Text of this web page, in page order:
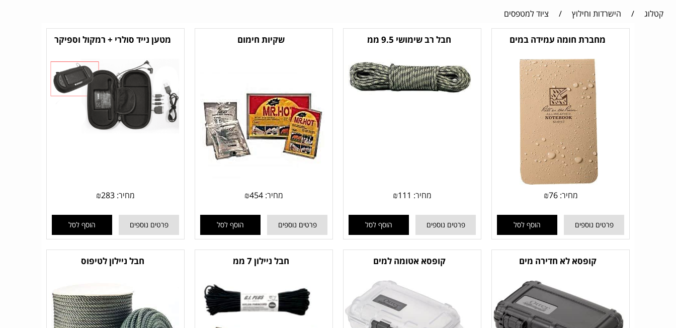
קטלוג / הישרדות וחילוץ / ציוד למטפסים
מחברת חומה עמידה במים
מחיר: ₪76
פרטים נוספים הוסף לסל
חבל רב שימושי 9.5 ממ
מחיר: ₪111
פרטים נוספים הוסף לסל
שקיות חימום
מחיר: ₪454
פרטים נוספים הוסף לסל
מטען נייד סולרי + רמקול וספיקר
מחיר: ₪283
פרטים נוספים הוסף לסל
קופסא לא חדירה מים קופסא אטומה למים חבל ניילון 7 ממ חבל ניילון לטיפוס